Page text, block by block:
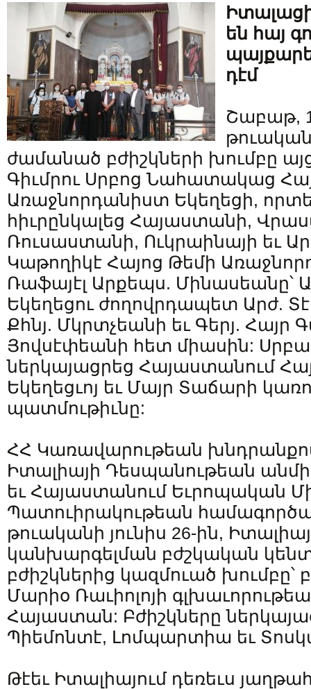
են հայ
դէմ
Շաբաթ,
ժամանած բժիշկների խումբը
Գիւմրու Սրբոց Նահատակաց
Առաջնորդանիստ Եկեղեցի,
հիւրընկալեց Հայաստանի,
Ռուսաստանի, Ուկրաինայի եւ
Կաթողիկէ Հայոց Թեմի
Ռաֆայէլ Արքեպս. Մինասեանը՝
Եկեղեցու ժողովրդապետ Արժ.
Քհնյ. Մկրտչեանի եւ Գերյ. Հայր
Յովսէփեանի հետ միասին:
ներկայացրեց Հայաստանում
Եկեղեցւոյ եւ Մայր Տաճարի
պատմութիւնը:
ՀՀ Կառավարութեան
Իտալիայի Դեսպանութեան
եւ Հայաստանում Եւրոպական
Պատուիրակութեան
թուականի յունիս 26-ին,
կանխարգելման բժշկական
բժիշկներից կազմուած խումբը՝
Մարիօ Ռաւիոլոյի
Հայաստան: Բժիշկները
Պիեմոնտէ, Լոմպարտիա եւ
Թէեւ Իտալիայում դեռեւս